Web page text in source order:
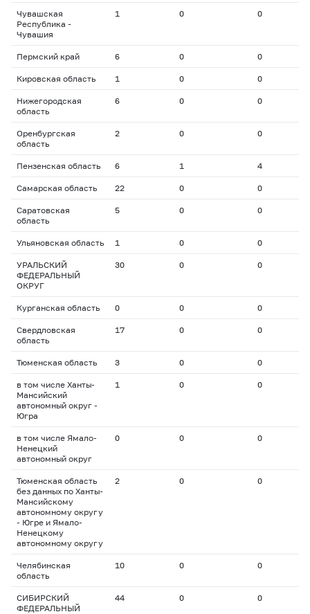
Чувашская
Республика -
Чувашия
1 0 0
Пермский край 6 0 0
Кировская область 1 0 0
Нижегородская
область
6 0 0
Оренбургская
область
2 0 0
Пензенская область 6 1 4
Самарская область 22 0 0
Саратовская
область
5 0 0
Ульяновская область 1 0 0
УРАЛЬСКИЙ
ФЕДЕРАЛЬНЫЙ
ОКРУГ
30 0 0
Курганская область 0 0 0
Свердловская
область
17 0 0
Тюменская область 3 0 0
в том числе Ханты-
Мансийский
автономный округ -
Югра
1 0 0
в том числе Ямало-
Ненецкий
автономный округ
0 0 0
Тюменская область
без данных по Ханты-
Мансийскому
автономному округу
- Югре и Ямало-
Ненецкому
автономному округу
2 0 0
Челябинская
область
10 0 0
СИБИРСКИЙ
ФЕДЕРАЛЬНЫЙ
44 0 0